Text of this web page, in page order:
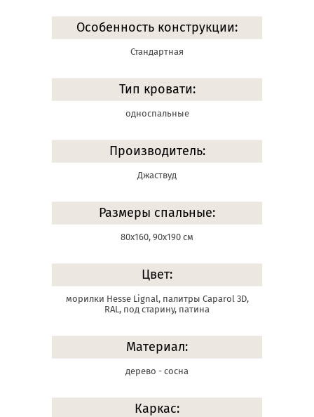
Особенность конструкции:
Стандартная
Тип кровати:
односпальные
Производитель:
Джаствуд
Размеры спальные:
80х160, 90х190 см
Цвет:
морилки Hesse Lignal, палитры Сaparol 3D,
RAL, под старину, патина
Материал:
дерево - сосна
Каркас: